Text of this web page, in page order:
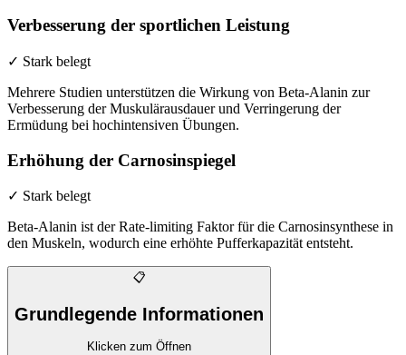
Verbesserung der sportlichen Leistung
✓ Stark belegt
Mehrere Studien unterstützen die Wirkung von Beta-Alanin zur
Verbesserung der Muskulärausdauer und Verringerung der
Ermüdung bei hochintensiven Übungen.
Erhöhung der Carnosinspiegel
✓ Stark belegt
Beta-Alanin ist der Rate-limiting Faktor für die Carnosinsynthese in
den Muskeln, wodurch eine erhöhte Pufferkapazität entsteht.
📋
Grundlegende Informationen
Klicken zum Öffnen